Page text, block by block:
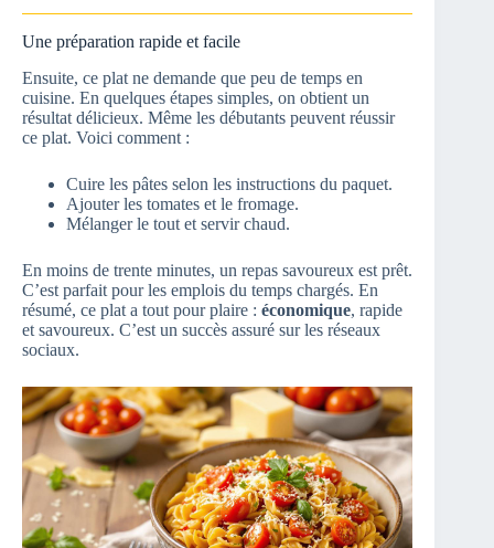
Une préparation rapide et facile
Ensuite, ce plat ne demande que peu de temps en
cuisine. En quelques étapes simples, on obtient un
résultat délicieux. Même les débutants peuvent réussir
ce plat. Voici comment :
Cuire les pâtes selon les instructions du paquet.
Ajouter les tomates et le fromage.
Mélanger le tout et servir chaud.
En moins de trente minutes, un repas savoureux est prêt.
C’est parfait pour les emplois du temps chargés. En
résumé, ce plat a tout pour plaire : économique, rapide
et savoureux. C’est un succès assuré sur les réseaux
sociaux.